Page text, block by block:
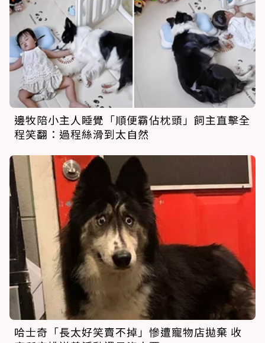
邊牧陪小主人睡覺「順便霸佔枕頭」飼主直擊全
程笑翻：過程絲滑到太自然
哈士奇「長太好笑賣不掉」慘遭寵物店拋棄 收